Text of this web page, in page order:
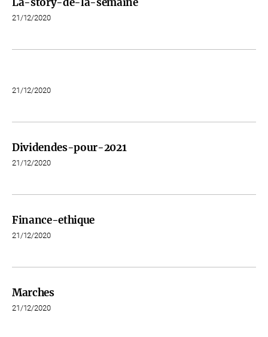
21/12/2020
21/12/2020
Dividendes-pour-2021
21/12/2020
Finance-ethique
21/12/2020
Marches
21/12/2020